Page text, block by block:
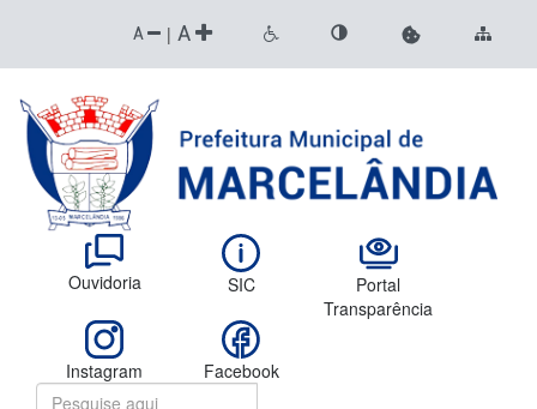
A | A
Ouvidoria SIC
Portal
Transparência
Instagram Facebook